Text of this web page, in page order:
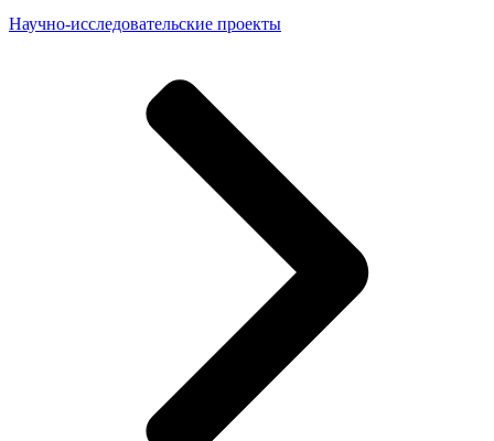
Научно-исследовательские проекты